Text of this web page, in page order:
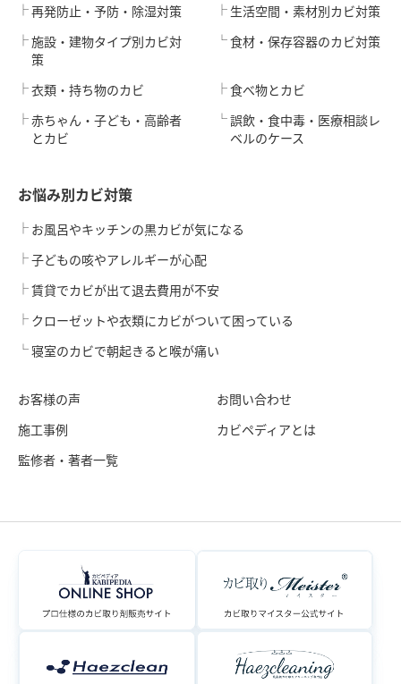
再発防止・予防・除湿対策
施設・建物タイプ別カビ対
策
生活空間・素材別カビ対策
食材・保存容器のカビ対策
衣類・持ち物のカビ
赤ちゃん・子ども・高齢者
とカビ
食べ物とカビ
誤飲・食中毒・医療相談レ
ベルのケース
お悩み別カビ対策
お風呂やキッチンの黒カビが気になる
子どもの咳やアレルギーが心配
賃貸でカビが出て退去費用が不安
クローゼットや衣類にカビがついて困っている
寝室のカビで朝起きると喉が痛い
お客様の声
施工事例
監修者・著者一覧
お問い合わせ
カビペディアとは